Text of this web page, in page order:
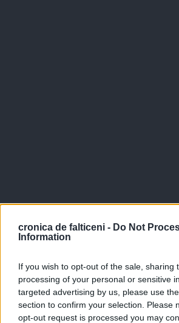
cronica de falticeni - Do Not
Information
If you wish to opt-out of the sale, sharing
processing of your personal or sensitive
targeted advertising by us, please use
section to confirm your selection. Please
opt-out request is processed you may